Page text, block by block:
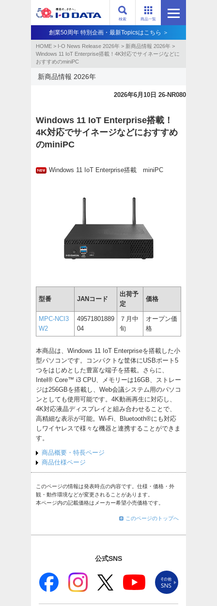
商品一覧
検索
創業50周年 特別企画・最新Topicsはこちら ＞
HOME > I-O News Release 2026年 > 新商品情報 2026年 >
Windows 11 IoT Enterprise搭載！4K対応でサイネージなどに
おすすめのminiPC
新商品情報 2026年
2026年6月10日 26-NR080
Windows 11 IoT Enterprise搭載！
4K対応でサイネージなどにおすすめ
のminiPC
Windows 11 IoT Enterprise搭載 miniPC
型番 JANコード
出荷予
定
価格
MPC-NCI3
W2
49571801889
04
７月中
旬
オープン価
格
本商品は、Windows 11 IoT Enterpriseを搭載した小
型パソコンです。コンパクトな筐体にUSBポート5
つをはじめとした豊富な端子を搭載。さらに、
Intel® Core™ i3 CPU、メモリーは16GB、ストレー
ジは256GBを搭載し、Web会議システム用のパソコ
ンとしても使用可能です。4K動画再生に対応し、
4K対応液晶ディスプレイと組み合わせることで、
高精細な表示が可能。Wi-Fi、Bluetooth®にも対応
しワイヤレスで様々な機器と連携することができま
す。
商品概要・特長ページ
商品仕様ページ
このページの情報は発表時点の内容です。仕様・価格・外
観・動作環境などが変更されることがあります。
本ページ内の記載価格はメーカー希望小売価格です。
このページのトップへ
公式SNS